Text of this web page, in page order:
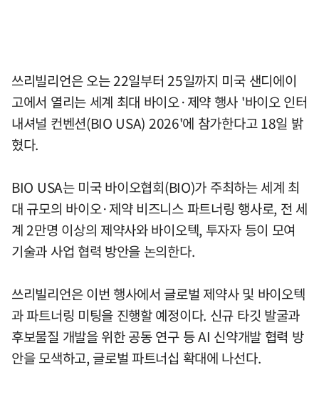
쓰리빌리언은 오는 22일부터 25일까지 미국 샌디에이
고에서 열리는 세계 최대 바이오·제약 행사 '바이오 인터
내셔널 컨벤션(BIO USA) 2026'에 참가한다고 18일 밝
혔다.
BIO USA는 미국 바이오협회(BIO)가 주최하는 세계 최
대 규모의 바이오·제약 비즈니스 파트너링 행사로, 전 세
계 2만명 이상의 제약사와 바이오텍, 투자자 등이 모여
기술과 사업 협력 방안을 논의한다.
쓰리빌리언은 이번 행사에서 글로벌 제약사 및 바이오텍
과 파트너링 미팅을 진행할 예정이다. 신규 타깃 발굴과
후보물질 개발을 위한 공동 연구 등 AI 신약개발 협력 방
안을 모색하고, 글로벌 파트너십 확대에 나선다.